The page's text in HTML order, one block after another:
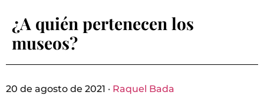
¿A quién pertenecen los
museos?
20 de agosto de 2021 · Raquel Bada